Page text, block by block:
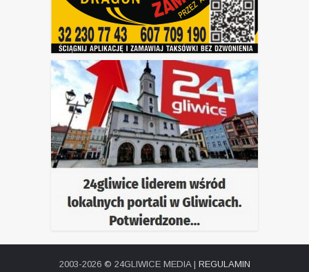
2003-2026 © 24GLIWICE MEDIA | REGULAMIN